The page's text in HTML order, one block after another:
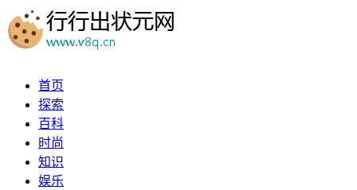
首页
探索
百科
时尚
知识
娱乐